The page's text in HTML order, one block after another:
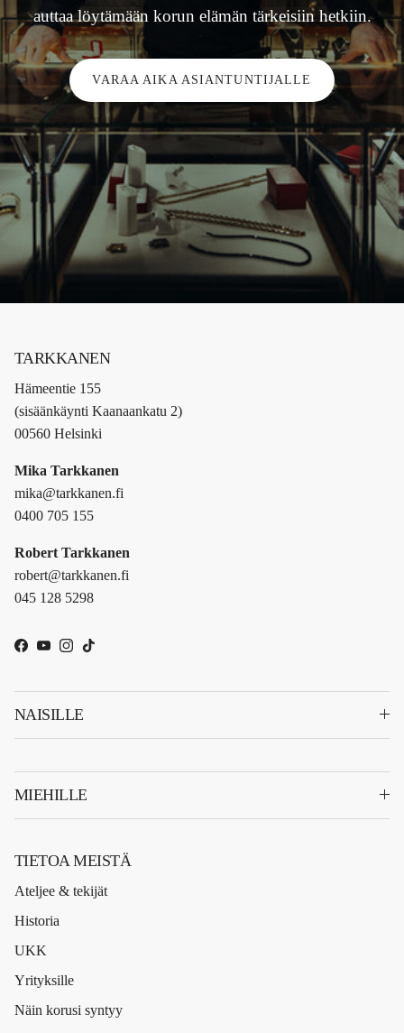
auttaa löytämään korun elämän tärkeisiin hetkiin.
VARAA AIKA ASIANTUNTIJALLE
TARKKANEN
Hämeentie 155
(sisäänkäynti Kaanaankatu 2)
00560 Helsinki
Mika Tarkkanen
mika@tarkkanen.fi
0400 705 155
Robert Tarkkanen
robert@tarkkanen.fi
045 128 5298
Facebook
YouTube
Instagram
TikTok
NAISILLE
MIEHILLE
TIETOA MEISTÄ
Ateljee & tekijät
Historia
UKK
Yrityksille
Näin korusi syntyy